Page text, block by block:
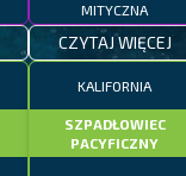
MITYCZNA
CZYTAJ WIĘCEJ
KALIFORNIA
SZPADŁOWIEC
PACYFICZNY